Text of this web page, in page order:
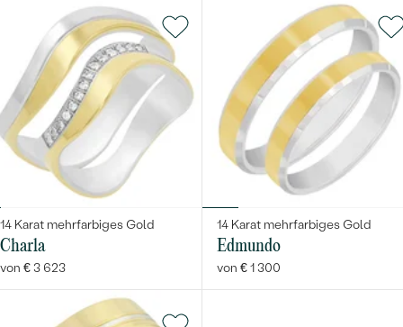
14 Karat mehrfarbiges Gold
Charla
von € 3 623
14 Karat mehrfarbiges Gold
Edmundo
von € 1 300